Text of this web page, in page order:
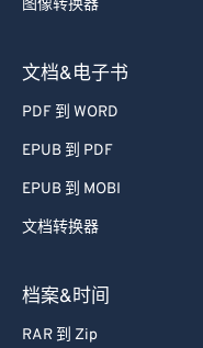
图像转换器
文档&电子书
PDF 到 WORD
EPUB 到 PDF
EPUB 到 MOBI
文档转换器
档案&时间
RAR 到 Zip